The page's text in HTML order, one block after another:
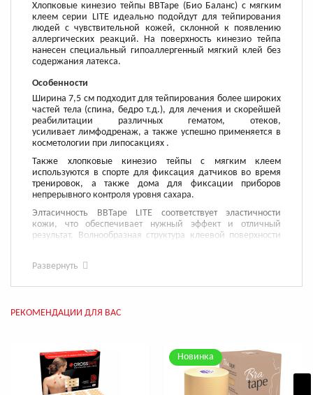
Хлопковые кинезио тейпы BBTape (Био Баланс) с мягким
клеем серии LITE идеально подойдут для тейпирования
людей с чувствительной кожей, склонной к появлению
аллергических реакций. На поверхность кинезио тейпа
нанесен специальный гипоаллергенный мягкий клей без
содержания латекса.
Особенности
Ширина 7,5 см подходит для тейпирования более широких
частей тела (спина, бедро т.д.), для лечения и скорейшей
реабилитации различных гематом, отеков,
усиливает лимфодренаж, а также успешно применяется в
косметологии при липосакциях .
Также хлопковые кинезио тейпы с мягким клеем
используются в спорте для фиксация датчиков во время
тренировок, а также дома для фиксации приборов
непрерывного контроля уровня сахара.
Элтасичность BBTape LITE соответствует эластичности
кожи, что обеспечивает нужный эффект и отличный
результат. Волнообразная структура клеевой поверхности
тела, одновременно улучшая кровоток и лимфоток. BBTape
растяжения, Вы ощутите реальный обезболивающий
мыться, не боясь отклеивания.
✓ Каждый рулон упакован в удобную коробочку на русском
языке с прорезью, которая облегчающей отматывание
необходимой длины.
Развернуть
РЕКОМЕНДАЦИИ ДЛЯ ВАС
Новинка